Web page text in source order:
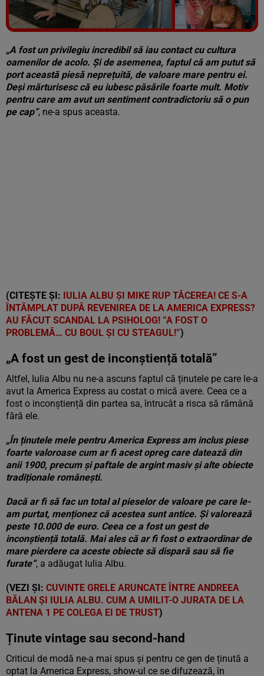
Vezi galeria foto
7 poze
„A fost un privilegiu incredibil să iau contact cu cultura
oamenilor de acolo. Și de asemenea, faptul că am putut să
port această piesă neprețuită, de valoare mare pentru ei.
Deși mărturisesc că eu iubesc păsările foarte mult. Motiv
pentru care am avut un sentiment contradictoriu să o pun
pe cap”, ne-a spus aceasta.
(CITEȘTE ȘI: IULIA ALBU ȘI MIKE RUP TĂCEREA! CE S-A
ÎNTÂMPLAT DUPĂ REVENIREA DE LA AMERICA EXPRESS?
AU FĂCUT SCANDAL LA PSIHOLOG! ”A FOST O
PROBLEMĂ… CU BOUL ȘI CU STEAGUL!”)
„A fost un gest de inconștiență totală”
Altfel, Iulia Albu nu ne-a ascuns faptul că ținutele pe care le-a
avut la America Express au costat o mică avere. Ceea ce a
fost o inconștiență din partea sa, întrucât a risca să rămână
fără ele.
„În ținutele mele pentru America Express am inclus piese
foarte valoroase cum ar fi acest opreg care datează din
anii 1900, precum și paftale de argint masiv și alte obiecte
tradiționale românești.
Dacă ar fi să fac un total al pieselor de valoare pe care le-
am purtat, menționez că acestea sunt antice. Și valorează
peste 10.000 de euro. Ceea ce a fost un gest de
inconștiență totală. Mai ales că ar fi fost o extraordinar de
mare pierdere ca aceste obiecte să dispară sau să fie
furate”, a adăugat Iulia Albu.
(VEZI ȘI: CUVINTE GRELE ARUNCATE ÎNTRE ANDREEA
BĂLAN ȘI IULIA ALBU. CUM A UMILIT-O JURATA DE LA
ANTENA 1 PE COLEGA EI DE TRUST)
Ținute vintage sau second-hand
Criticul de modă ne-a mai spus și pentru ce gen de ținută a
optat la America Express, show-ul ce se difuzează, în